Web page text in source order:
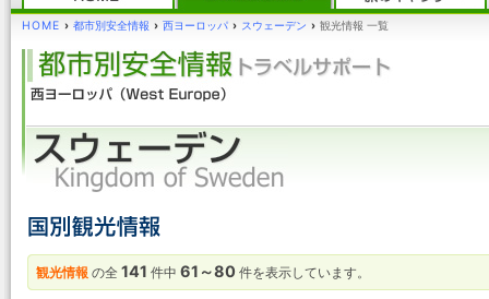
HOME › 都市別安全情報 › 西ヨーロッパ › スウェーデン › 観光情報 一覧
観光情報 の全 141 件中 61～80 件を表示しています。